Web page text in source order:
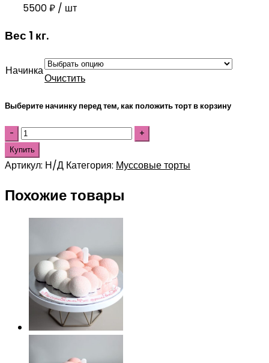
5500₽ / шт
Вес 1 кг.
Начинка
Очистить
Выберите начинку перед тем, как положить торт в корзину
Купить
Артикул: Н/Д Категория: Муссовые торты
Похожие товары